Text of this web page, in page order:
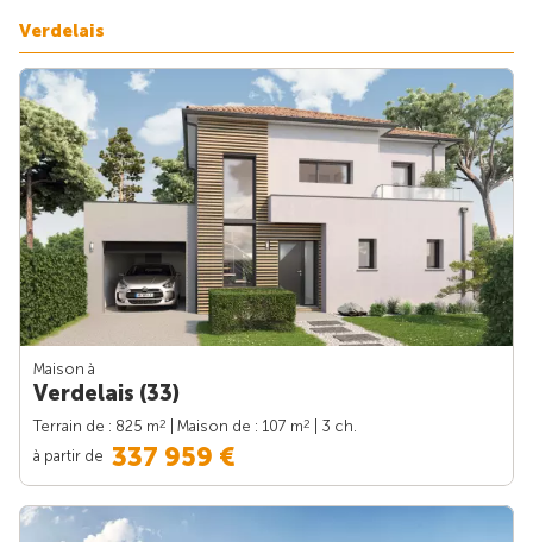
Verdelais
Maison à
Verdelais (33)
Terrain de : 825 m2 | Maison de : 107 m2
| 3 ch.
à partir de 337 959 €